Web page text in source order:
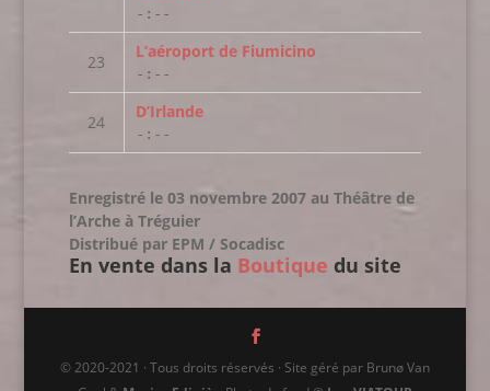
-:--
L’aéroport de Fiumicino
-:--
D’Irlande
-:--
Enregistré le 03 novembre 2007 au Théâtre de
l’Arche à Tréguier
Distribué par EPM / Socadisc
En vente dans la Boutique du site
© 2020-2021 · Tous droits réservés · Site géré par Brunø Van